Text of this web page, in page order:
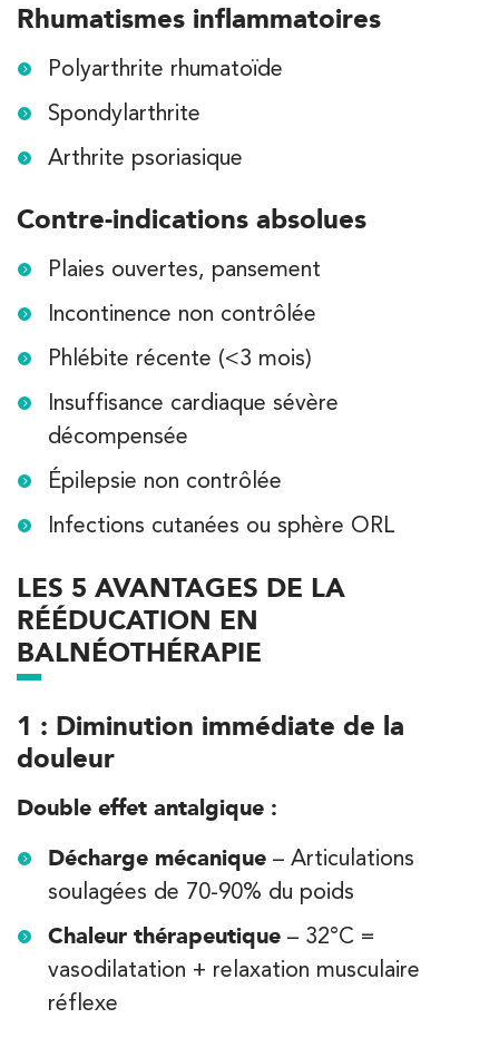
Rhumatismes inflammatoires
Polyarthrite rhumatoïde
Spondylarthrite
Arthrite psoriasique
Contre-indications absolues
Plaies ouvertes, pansement
Incontinence non contrôlée
Phlébite récente (<3 mois)
Insuffisance cardiaque sévère
décompensée
Épilepsie non contrôlée
Infections cutanées ou sphère ORL
LES 5 AVANTAGES DE LA
RÉÉDUCATION EN
BALNÉOTHÉRAPIE
1 : Diminution immédiate de la
douleur
Double effet antalgique :
Décharge mécanique– Articulations
soulagées de 70-90% du poids
Chaleur thérapeutique– 32°C =
vasodilatation + relaxation musculaire
réflexe